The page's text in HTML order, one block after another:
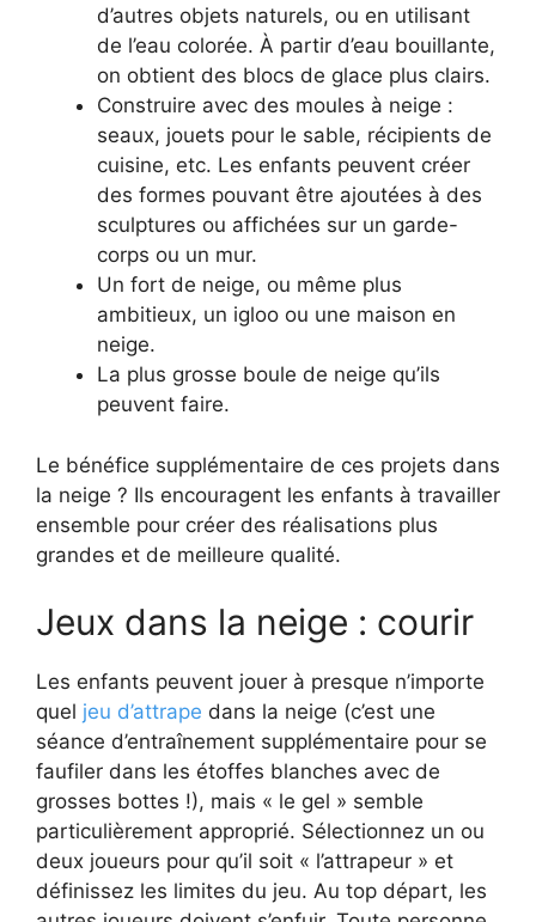
d’autres objets naturels, ou en utilisant
de l’eau colorée. À partir d’eau bouillante,
on obtient des blocs de glace plus clairs.
Construire avec des moules à neige :
seaux, jouets pour le sable, récipients de
cuisine, etc. Les enfants peuvent créer
des formes pouvant être ajoutées à des
sculptures ou affichées sur un garde-
corps ou un mur.
Un fort de neige, ou même plus
ambitieux, un igloo ou une maison en
neige.
La plus grosse boule de neige qu’ils
peuvent faire.
Le bénéfice supplémentaire de ces projets dans
la neige ? Ils encouragent les enfants à travailler
ensemble pour créer des réalisations plus
grandes et de meilleure qualité.
Jeux dans la neige : courir
Les enfants peuvent jouer à presque n’importe
quel jeu d’attrape dans la neige (c’est une
séance d’entraînement supplémentaire pour se
faufiler dans les étoffes blanches avec de
grosses bottes !), mais « le gel » semble
particulièrement approprié. Sélectionnez un ou
deux joueurs pour qu’il soit « l’attrapeur » et
définissez les limites du jeu. Au top départ, les